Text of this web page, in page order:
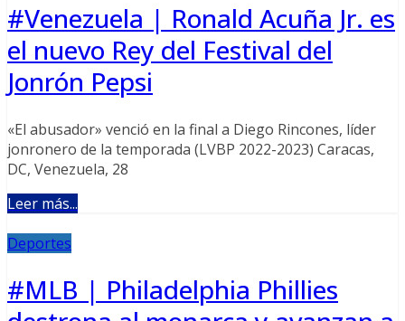
#Venezuela | Ronald Acuña Jr. es
el nuevo Rey del Festival del
Jonrón Pepsi
«El abusador» venció en la final a Diego Rincones, líder
jonronero de la temporada (LVBP 2022-2023) Caracas,
DC, Venezuela, 28
Leer más...
Deportes
#MLB | Philadelphia Phillies